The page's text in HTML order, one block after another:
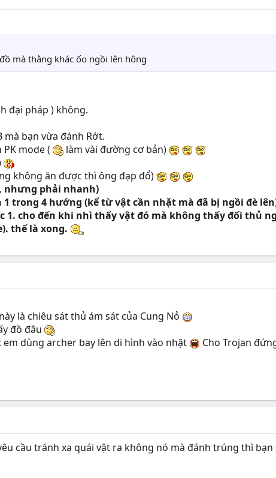
mà thằng khác ốo ngồi lên hông
đại pháp ) không.
mà bạn vừa đánh Rớt.
PK mode (
làm vài đường cơ bản)
không ăn được thì ông đạp đổ)
nhưng phải nhanh)
1 trong 4 hướng (kể từ vật cần nhặt mà đã bị ngồi đè
1. cho đến khi nhì thấy vật đó mà không thấy đối thủ
thế là xong.
là chiêu sát thủ ám sát của Cung Nỏ
đồ đâu
dùng archer bay lên di hình vào nhặt
Cho Trojan
cầu tránh xa quái vật ra không nó mà đánh trúng thì bạn